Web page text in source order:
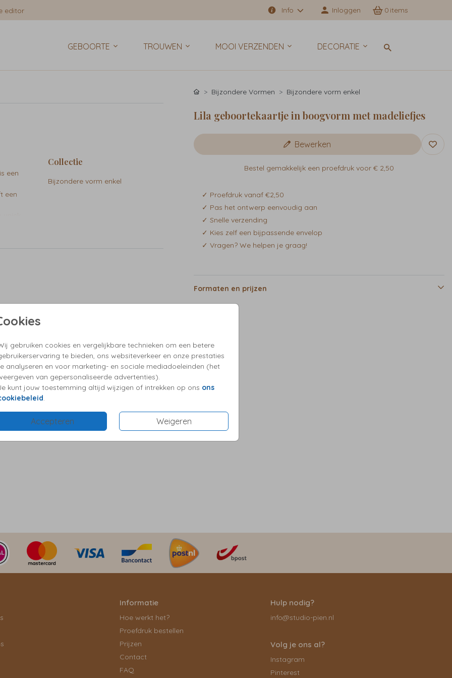
editor Info Inloggen 0
GEBOORTE TROUWEN MOOI VERZENDEN DECORATIE
gebruiken cookies en vergelijkbare technieken om een betere
te bieden, ons websiteverkeer en onze prestaties
analyseren en voor marketing- en sociale mediadoeleinden (het
van gepersonaliseerde advertenties).
kunt jouw toestemming altijd wijzigen of intrekken op ons ons
.
Accepteren Weigeren
een
een
Collectie
Bijzondere vorm enkel
Bijzondere Vormen Bijzondere vorm enkel
Lila geboortekaartje in boogvorm met madeliefjes
Bewerken
Bestel gemakkelijk een proefdruk voor € 2,50
✓ Proefdruk vanaf €2,50
✓ Pas het ontwerp eenvoudig aan
✓ Snelle verzending
✓ Kies zelf een bijpassende envelop
✓ Vragen? We helpen je graag!
Formaten en prijzen
Informatie
Hoe werkt het?
Proefdruk bestellen
Prijzen
Contact
FAQ
Hulp nodig?
info@studio-pien.nl
Volg je ons al?
Instagram
Pinterest